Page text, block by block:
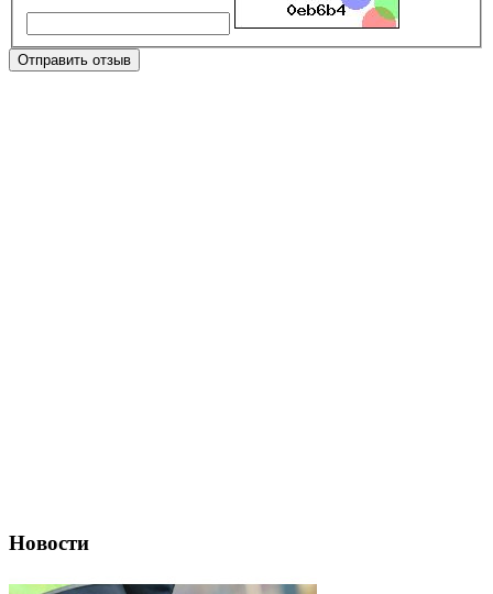
Отправить отзыв
Новости